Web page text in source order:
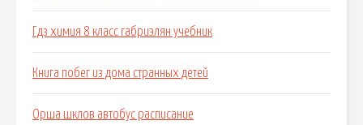
Гдз химия 8 класс габриэлян учебник
Книга побег из дома странных детей
Орша шклов автобус расписание